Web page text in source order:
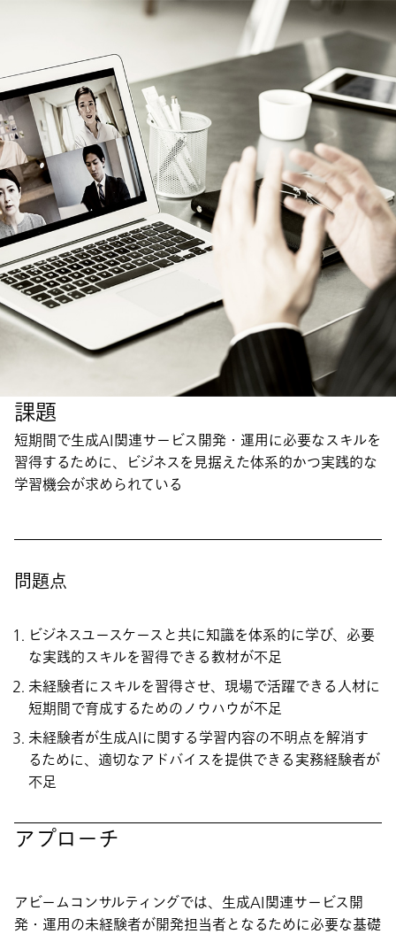
課題
短期間で生成AI関連サービス開発・運用に必要なスキルを
習得するために、ビジネスを見据えた体系的かつ実践的な
学習機会が求められている
問題点
ビジネスユースケースと共に知識を体系的に学び、必要
な実践的スキルを習得できる教材が不足
未経験者にスキルを習得させ、現場で活躍できる人材に
短期間で育成するためのノウハウが不足
未経験者が生成AIに関する学習内容の不明点を解消す
るために、適切なアドバイスを提供できる実務経験者が
不足
アプローチ
アビームコンサルティングでは、生成AI関連サービス開
発・運用の未経験者が開発担当者となるために必要な基礎